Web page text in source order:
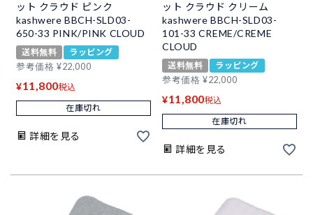
ット クラウド ピンク
kashwere BBCH-SLD03-
650-33 PINK/PINK CLOUD
送料無料
ラッピング
参考価格 ¥22,000
¥11,800税込
在庫切れ
詳細を見る
ット クラウド クリーム
kashwere BBCH-SLD03-
101-33 CREME/CREME
CLOUD
送料無料
ラッピング
参考価格 ¥22,000
¥11,800税込
在庫切れ
詳細を見る